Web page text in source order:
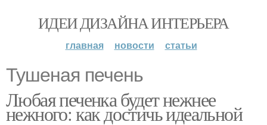
ИДЕИ ДИЗАЙНА ИНТЕРЬЕРА
главная новости статьи
Тушеная печень
Любая печенка будет нежнее
нежного: как достичь идеальной